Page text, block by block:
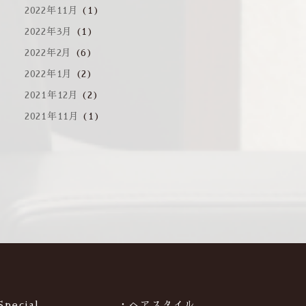
2022年11月 (1)
2022年3月 (1)
2022年2月 (6)
2022年1月 (2)
2021年12月 (2)
2021年11月 (1)